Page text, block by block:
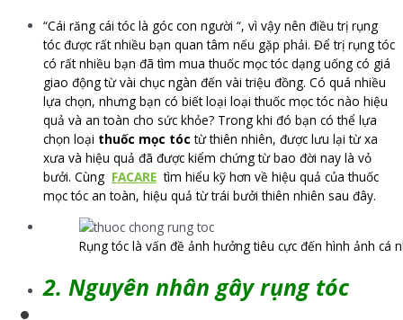
“Cái răng cái tóc là góc con người “, vì vậy nên điều trị rụng
tóc được rất nhiều bạn quan tâm nếu gặp phải. Để trị rụng tóc
có rất nhiều bạn đã tìm mua thuốc mọc tóc dạng uống có giá
giao động từ vài chục ngàn đến vài triệu đồng. Có quá nhiều
lựa chọn, nhưng bạn có biết loại loại thuốc mọc tóc nào hiệu
quả và an toàn cho sức khỏe? Trong khi đó bạn có thể lựa
chọn loại thuốc mọc tóc từ thiên nhiên, được lưu lại từ xa
xưa và hiệu quả đã được kiểm chứng từ bao đời nay là vỏ
bưởi. Cùng FACARE tìm hiểu kỹ hơn về hiệu quả của thuốc
mọc tóc an toàn, hiệu quả từ trái bưởi thiên nhiên sau đây.
Rụng tóc là vấn đề ảnh hưởng tiêu cực đến hình ảnh cá
2. Nguyên nhân gây rụng tóc